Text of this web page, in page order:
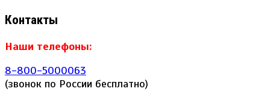
Контакты
Наши телефоны:
8-800-5000063
(звонок по России бесплатно)